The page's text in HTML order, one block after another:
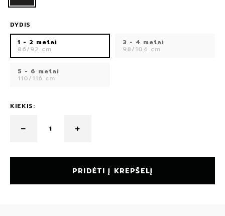
DYDIS
1 - 2 metai
86/92 cm
3 - 4 metai
98/104 cm
5 - 6 metai
110/116 cm
KIEKIS:
PRIDĖTI Į KREPŠELĮ